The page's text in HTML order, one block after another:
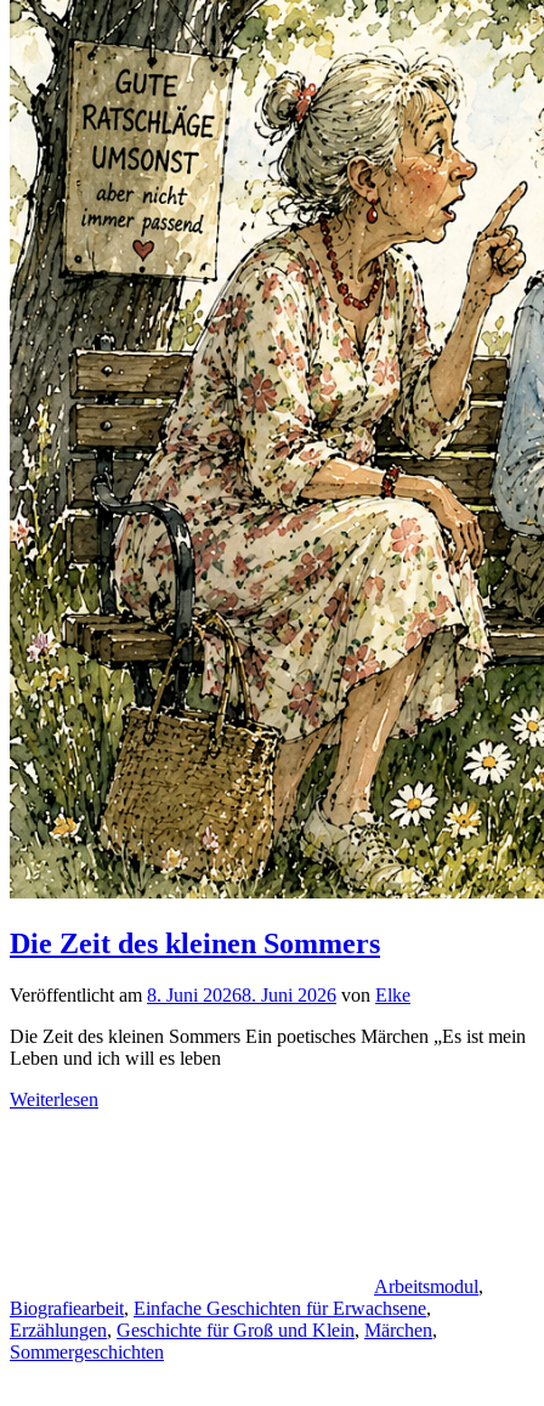
Die Zeit des kleinen Sommers
Veröffentlicht am 8. Juni 20268. Juni 2026 von Elke
Die Zeit des kleinen Sommers Ein poetisches Märchen „Es ist mein
Leben und ich will es leben
Weiterlesen
Arbeitsmodul,
Biografiearbeit, Einfache Geschichten für Erwachsene,
Erzählungen, Geschichte für Groß und Klein, Märchen,
Sommergeschichten